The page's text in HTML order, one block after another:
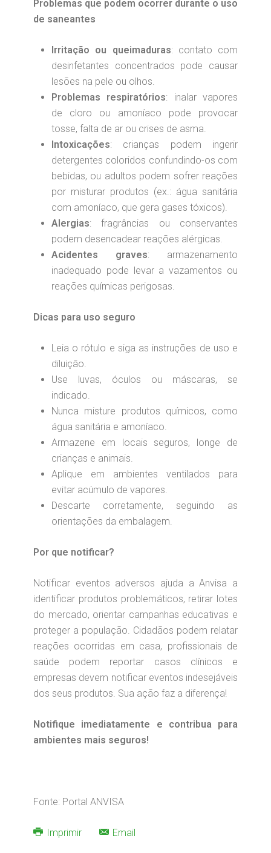
Problemas que podem ocorrer durante o uso
de saneantes
Irritação ou queimaduras: contato com
desinfetantes concentrados pode causar
lesões na pele ou olhos.
Problemas respiratórios: inalar vapores
de cloro ou amoníaco pode provocar
tosse, falta de ar ou crises de asma.
Intoxicações: crianças podem ingerir
detergentes coloridos confundindo-os com
bebidas, ou adultos podem sofrer reações
por misturar produtos (ex.: água sanitária
com amoníaco, que gera gases tóxicos).
Alergias: fragrâncias ou conservantes
podem desencadear reações alérgicas.
Acidentes graves: armazenamento
inadequado pode levar a vazamentos ou
reações químicas perigosas.
Dicas para uso seguro
Leia o rótulo e siga as instruções de uso e
diluição.
Use luvas, óculos ou máscaras, se
indicado.
Nunca misture produtos químicos, como
água sanitária e amoníaco.
Armazene em locais seguros, longe de
crianças e animais.
Aplique em ambientes ventilados para
evitar acúmulo de vapores.
Descarte corretamente, seguindo as
orientações da embalagem.
Por que notificar?
Notificar eventos adversos ajuda a Anvisa a
identificar produtos problemáticos, retirar lotes
do mercado, orientar campanhas educativas e
proteger a população. Cidadãos podem relatar
reações ocorridas em casa, profissionais de
saúde podem reportar casos clínicos e
empresas devem notificar eventos indesejáveis
dos seus produtos. Sua ação faz a diferença!
Notifique imediatamente e contribua para
ambientes mais seguros!
Fonte: Portal ANVISA
Imprimir Email